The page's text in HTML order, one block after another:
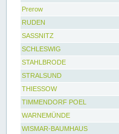
Prerow
RUDEN
SASSNITZ
SCHLESWIG
STAHLBRODE
STRALSUND
THIESSOW
TIMMENDORF POEL
WARNEMÜNDE
WISMAR-BAUMHAUS